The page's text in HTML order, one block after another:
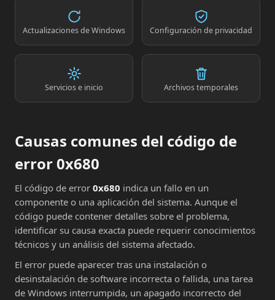
Actualizaciones de Windows Configuración de privacidad
Servicios e inicio Archivos temporales
Causas comunes del código de
error 0x680
El código de error 0x680 indica un fallo en un
componente o una aplicación del sistema. Aunque el
código puede contener detalles sobre el problema,
identificar su causa exacta puede requerir conocimientos
técnicos y un análisis del sistema afectado.
El error puede aparecer tras una instalación o
desinstalación de software incorrecta o fallida, una tarea
de Windows interrumpida, un apagado incorrecto del